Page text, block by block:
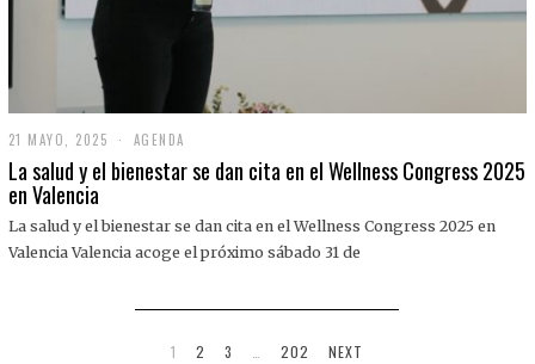
21 MAYO, 2025
1
M
O
,
AGENDA
La salud y el bienestar se dan cita en el Wellness Congress 2025
en Valencia
La salud y el bienestar se dan cita en el Wellness Congress 2025 en
Valencia Valencia acoge el próximo sábado 31 de
1 2 3 202 NEXT